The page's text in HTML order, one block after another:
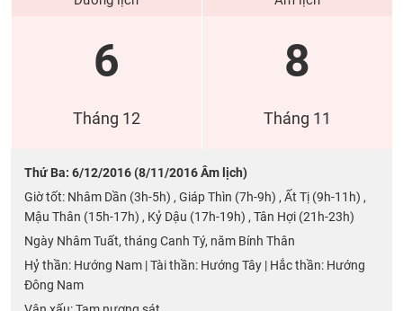
6
Tháng 12
8
Tháng 11
Thứ Ba: 6/12/2016 (8/11/2016 Âm lịch)
Giờ tốt: Nhâm Dần (3h-5h) , Giáp Thìn (7h-9h) , Ất Tị (9h-11h) ,
Mậu Thân (15h-17h) , Kỷ Dậu (17h-19h) , Tân Hợi (21h-23h)
Ngày Nhâm Tuất, tháng Canh Tý, năm Bính Thân
Hỷ thần: Hướng Nam | Tài thần: Hướng Tây | Hắc thần: Hướng
Đông Nam